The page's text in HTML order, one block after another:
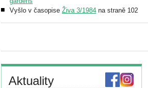
Vyšlo v časopise Živa 3/1984 na straně 102
Aktuality